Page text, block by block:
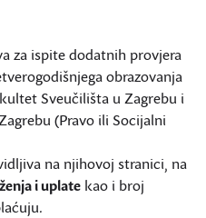
za ispite dodatnih provjera
obrazovanja
Sveučilišta u Zagrebu i
(Pravo ili Socijalni
na njihovoj stranici, na
i uplate kao i broj